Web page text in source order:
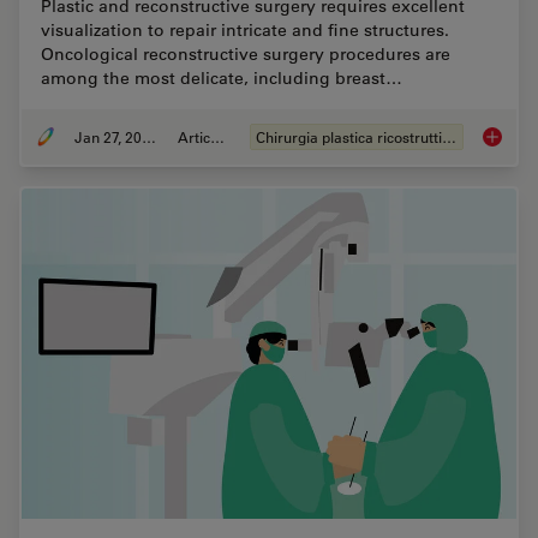
Plastic and reconstructive surgery requires excellent
visualization to repair intricate and fine structures.
Oncological reconstructive surgery procedures are
among the most delicate, including breast…
Jan 27, 2022 Articolo Chirurgia plastica ricostruttiva How to